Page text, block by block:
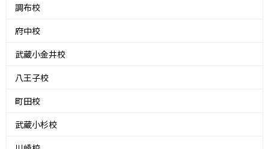
調布校
府中校
武蔵小金井校
八王子校
町田校
武蔵小杉校